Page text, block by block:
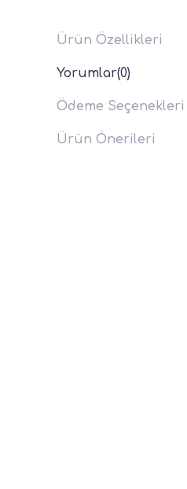
Ürün Özellikleri
Yorumlar(0)
Ödeme Seçenekleri
Ürün Önerileri